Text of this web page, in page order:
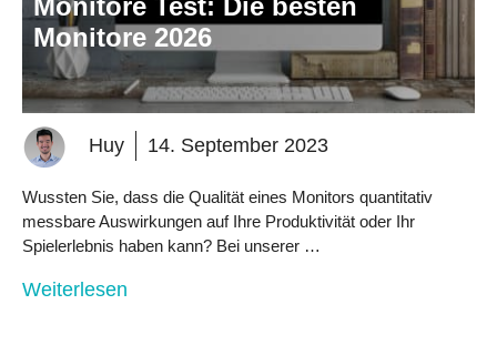
Monitore 2026
Huy 14. September 2023
Wussten Sie, dass die Qualität eines Monitors quantitativ
messbare Auswirkungen auf Ihre Produktivität oder Ihr
Spielerlebnis haben kann? Bei unserer …
Weiterlesen